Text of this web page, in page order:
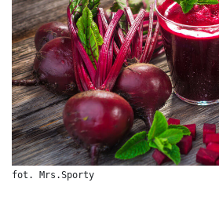
fot. Mrs.Sporty